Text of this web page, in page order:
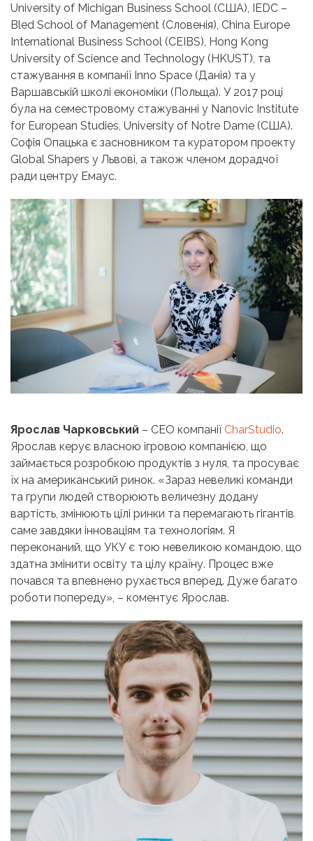
University of Michigan Business School (США), IEDC –
Bled School of Management (Словенія), China Europe
International Business School (CEIBS), Hong Kong
University of Science and Technology (HKUST), та
стажування в компанії Inno Space (Данія) та у
Варшавській школі економіки (Польща). У 2017 році
була на семестровому стажуванні у Nanovic Institute
for European Studies, University of Notre Dame (США).
Софія Опацька є засновником та куратором проекту
Global Shapers у Львові, а також членом дорадчої
ради центру Емаус.
Ярослав Чарковський – CEO компанії CharStudio.
Ярослав керує власною ігровою компанією, що
займається розробкою продуктів з нуля, та просуває
їх на американський ринок. «Зараз невеликі команди
та групи людей створюють величезну додану
вартість, змінюють цілі ринки та перемагають гігантів
саме завдяки інноваціям та технологіям. Я
переконаний, що УКУ є тою невеликою командою, що
здатна змінити освіту та цілу країну. Процес вже
почався та впевнено рухається вперед. Дуже багато
роботи попереду», – коментує Ярослав.